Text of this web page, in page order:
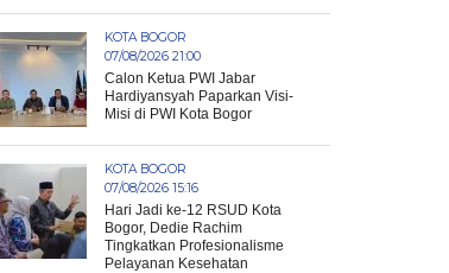
KOTA BOGOR
07/08/2026 21:00
Calon Ketua PWI Jabar
Hardiyansyah Paparkan Visi-
Misi di PWI Kota Bogor
KOTA BOGOR
07/08/2026 15:16
Hari Jadi ke-12 RSUD Kota
Bogor, Dedie Rachim
Tingkatkan Profesionalisme
Pelayanan Kesehatan